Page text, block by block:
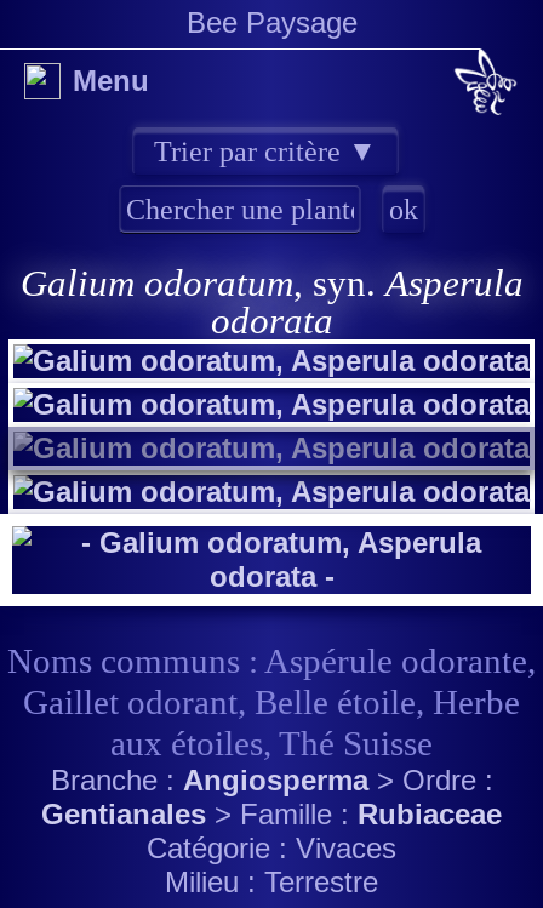
Bee Paysage
Menu
Galium odoratum, syn.Asperula
odorata
Noms communs : Aspérule odorante,
Gaillet odorant, Belle étoile, Herbe
aux étoiles, Thé Suisse
Branche : Angiosperma> Ordre :
Gentianales > Famille : Rubiaceae
Catégorie : Vivaces
Milieu : Terrestre